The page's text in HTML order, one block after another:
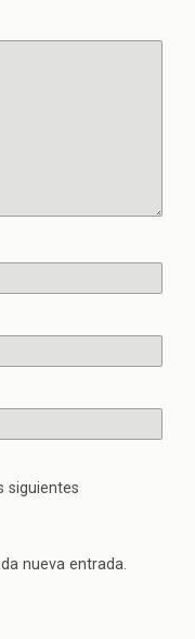
siguientes
nueva entrada.